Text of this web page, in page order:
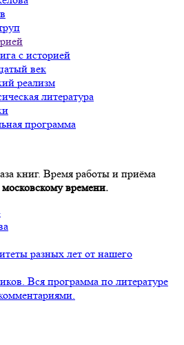
с историей
век
реализм
литература
программа
книг. Время работы и приёма
времени.
разных лет от нашего
Вся программа по литературе